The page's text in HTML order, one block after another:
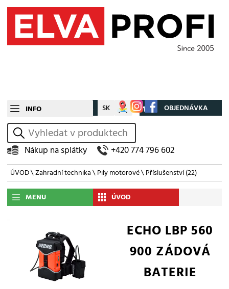
INFO CZ SK Můj účet OBJEDNÁVKA
vyhledat
Nákup na splátky +420 774 796 602
ÚVOD\Zahradní technika\Pily motorové\Příslušenství(22)
MENU ÚVOD
ECHO LBP 560
900 ZÁDOVÁ
BATERIE